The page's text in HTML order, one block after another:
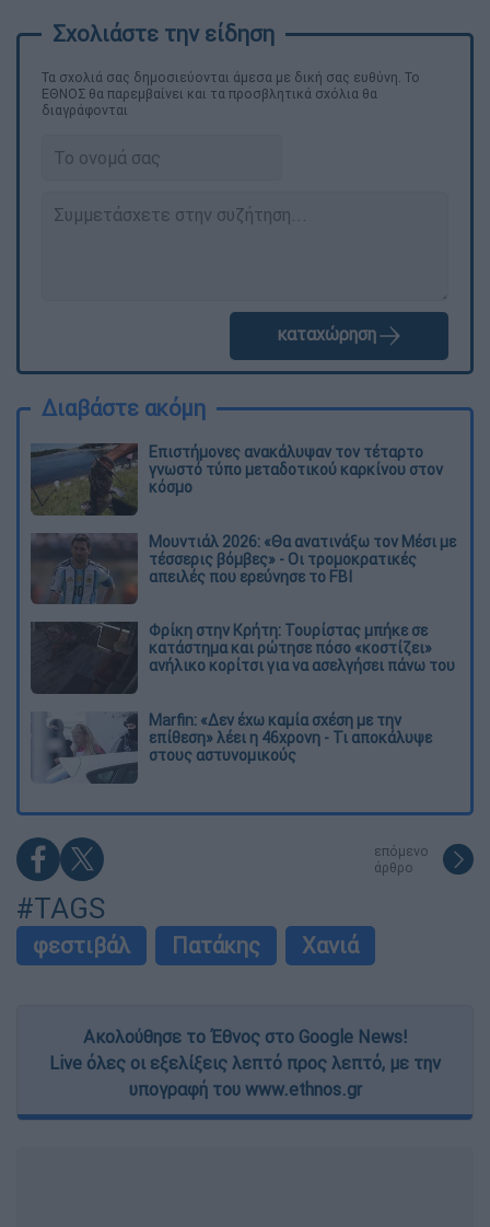
Τα σχολιά σας δημοσιεύονται άμεσα με δική σας ευθύνη. Το
ΕΘΝΟΣ θα παρεμβαίνει και τα προσβλητικά σχόλια θα
διαγράφονται
καταχώρηση
Διαβάστε ακόμη
Επιστήμονες ανακάλυψαν τον τέταρτο
γνωστό τύπο μεταδοτικού καρκίνου στον
κόσμο
Μουντιάλ 2026: «Θα ανατινάξω τον Μέσι με
τέσσερις βόμβες» - Οι τρομοκρατικές
απειλές που ερεύνησε το FBI
Φρίκη στην Κρήτη: Τουρίστας μπήκε σε
κατάστημα και ρώτησε πόσο «κοστίζει»
ανήλικο κορίτσι για να ασελγήσει πάνω του
Marfin: «Δεν έχω καμία σχέση με την
επίθεση» λέει η 46χρονη - Τι αποκάλυψε
στους αστυνομικούς
επόμενο
άρθρο
#TAGS
φεστιβάλ Πατάκης Χανιά
Ακολούθησε το Έθνος στο Google News!
Live όλες οι εξελίξεις λεπτό προς λεπτό, με την
υπογραφή του www.ethnos.gr